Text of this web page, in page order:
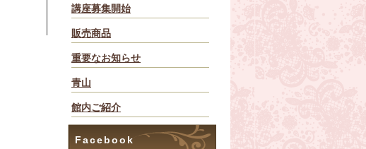
講座募集開始
販売商品
重要なお知らせ
青山
館内ご紹介
Facebook